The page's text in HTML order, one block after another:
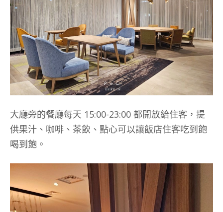
大廳旁的餐廳每天 15:00-23:00 都開放給住客，提
供果汁、咖啡、茶飲、點心可以讓飯店住客吃到飽
喝到飽。